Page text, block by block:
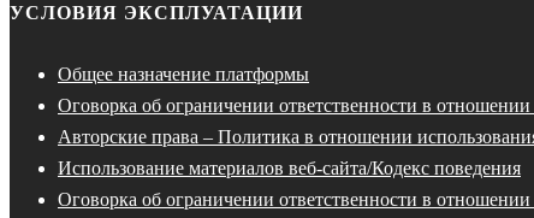
УСЛОВИЯ ЭКСПЛУАТАЦИИ
Общее назначение платформы
Оговорка об ограничении ответственности в
Авторские права – Политика в отношении
Использование материалов веб-сайта/Кодекс поведения
Оговорка об ограничении ответственности в отношении